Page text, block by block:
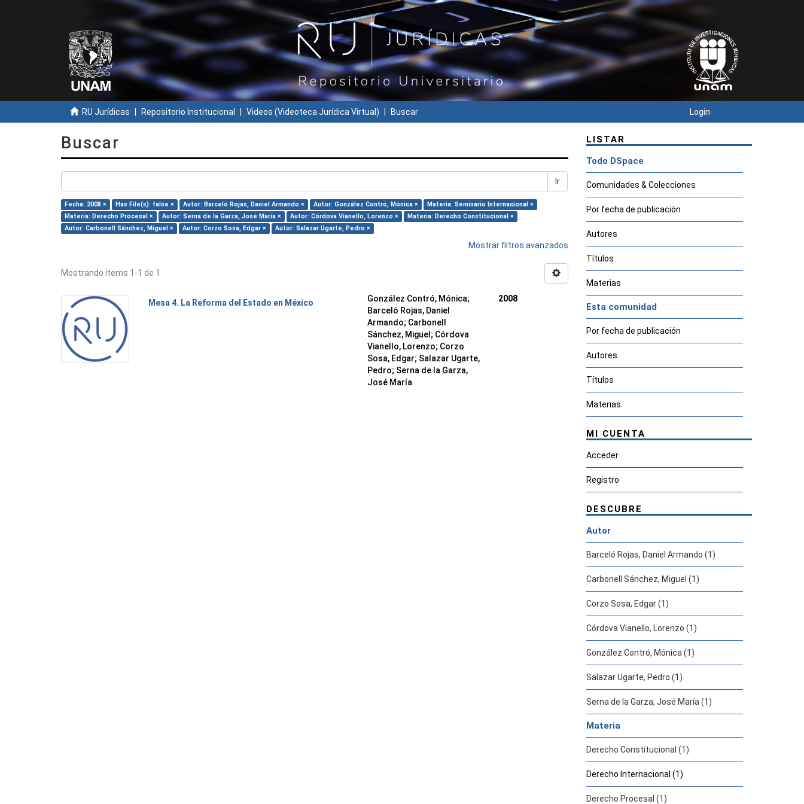
RU Jurídicas Repositorio Institucional Videos (Videoteca Jurídica Virtual) Buscar Login
Buscar
Ir
Fecha: 2008 × Has File(s): false × Autor: Barceló Rojas, Daniel Armando × Autor: González Contró, Mónica ×
Materia: Seminario Internacional ×
Materia: Derecho Procesal ×
Autor: Serna de la Garza, José María × Autor: Córdova Vianello, Lorenzo ×
Materia: Derecho Constitucional ×
Autor: Carbonell Sánchez, Miguel ×
Autor: Corzo Sosa, Edgar × Autor: Salazar Ugarte, Pedro ×
Mostrar filtros avanzados
Mostrando ítems 1-1 de 1
Mesa 4. La Reforma del Estado en México González Contró, Mónica;
Barceló Rojas, Daniel
Armando; Carbonell
Sánchez, Miguel ; Córdova
Vianello, Lorenzo; Corzo
Sosa, Edgar; Salazar Ugarte,
Pedro; Serna de la Garza,
José María
2008
LISTAR
Todo DSpace
Comunidades & Colecciones
Por fecha de publicación
Autores
Títulos
Materias
Esta comunidad
Por fecha de publicación
Autores
Títulos
Materias
MI CUENTA
Acceder
Registro
DESCUBRE
Autor
Barceló Rojas, Daniel Armando (1)
Carbonell Sánchez, Miguel (1)
Corzo Sosa, Edgar (1)
Córdova Vianello, Lorenzo (1)
González Contró, Mónica (1)
Salazar Ugarte, Pedro (1)
Serna de la Garza, José María (1)
Materia
Derecho Constitucional (1)
Derecho Internacional (1)
Derecho Procesal (1)